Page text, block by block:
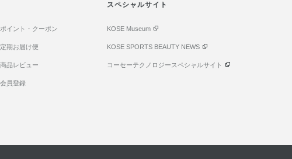
ポイント・クーポン
定期お届け便
商品レビュー
会員登録
スペシャルサイト
KOSE Museum
KOSE SPORTS BEAUTY NEWS
コーセーテクノロジースペシャルサイト